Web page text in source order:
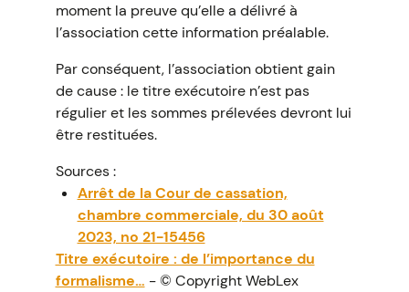
moment la preuve qu’elle a délivré à
l’association cette information préalable.
Par conséquent, l’association obtient gain
de cause : le titre exécutoire n’est pas
régulier et les sommes prélevées devront lui
être restituées.
Sources :
Arrêt de la Cour de cassation,
chambre commerciale, du 30 août
2023, no 21-15456
Titre exécutoire : de l’importance du
formalisme… - © Copyright WebLex